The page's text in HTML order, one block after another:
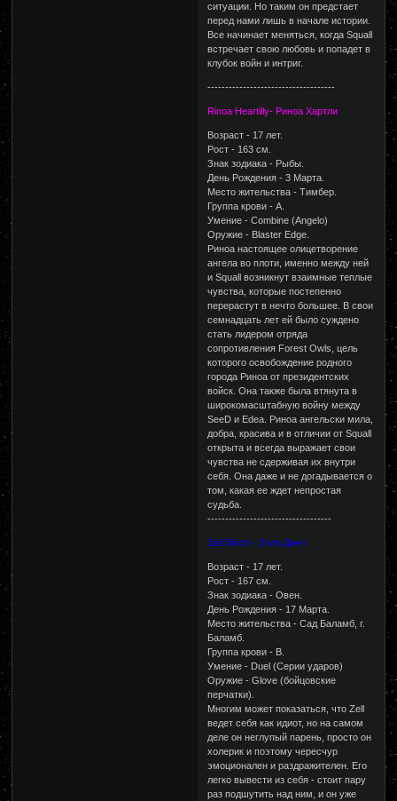
ситуации. Но таким он предстает
перед нами лишь в начале истории.
Все начинает меняться, когда Squall
встречает свою любовь и попадет в
клубок войн и интриг.
------------------------------------
Rinoa Heartilly- Риноа Хартли
Возраст - 17 лет.
Рост - 163 см.
Знак зодиака - Рыбы.
День Рождения - 3 Марта.
Место жительства - Тимбер.
Группа крови - А.
Умение - Combine (Angelo)
Оружие - Blaster Edge.
Риноа настоящее олицетворение
ангела во плоти, именно между ней
и Squall возникнут взаимные теплые
чувства, которые постепенно
перерастут в нечто большее. В свои
семнадцать лет ей было суждено
стать лидером отряда
сопротивления Forest Owls, цель
которого освобождение родного
города Риноа от президентских
войск. Она также была втянута в
широкомасштабную войну между
SeeD и Edea. Риноа ангельски мила,
добра, красива и в отличии от Squall
открыта и всегда выражает свои
чувства не сдерживая их внутри
себя. Она даже и не догадывается о
том, какая ее ждет непростая
судьба.
-----------------------------------
Zell Dinch - Зэлл Динч
Возраст - 17 лет.
Рост - 167 см.
Знак зодиака - Овен.
День Рождения - 17 Марта.
Место жительства - Сад Баламб, г.
Баламб.
Группа крови - B.
Умение - Duel (Серии ударов)
Оружие - Glove (бойцовские
перчатки).
Многим может показаться, что Zell
ведет себя как идиот, но на самом
деле он неглупый парень, просто он
холерик и поэтому чересчур
эмоционален и раздражителен. Его
легко вывести из себя - стоит пару
раз подшутить над ним, и он уже